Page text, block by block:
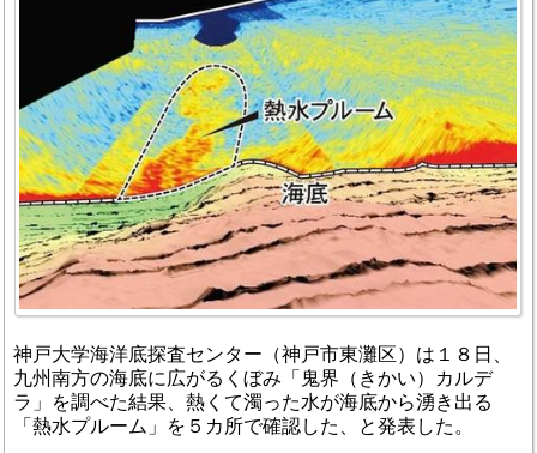
神戸大学海洋底探査センター（神戸市東灘区）は１８日、
九州南方の海底に広がるくぼみ「鬼界（きかい）カルデ
ラ」を調べた結果、熱くて濁った水が海底から湧き出る
「熱水プルーム」を５カ所で確認した、と発表した。